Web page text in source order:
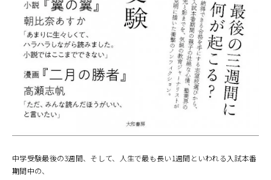
中学受験最後の3週間、そして、人生で最も長い1週間といわれる入試本番
期間中の、